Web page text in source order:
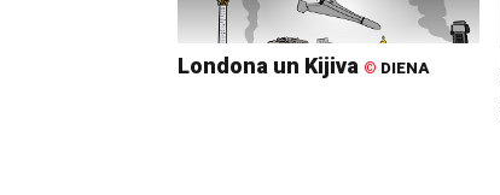
Londona un Kijiva © DIENA